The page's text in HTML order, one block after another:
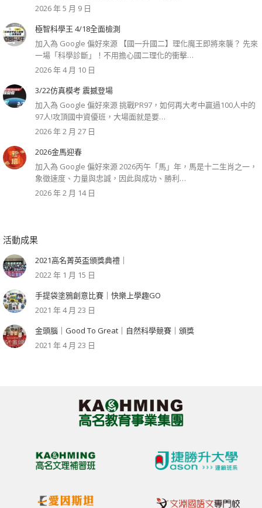
2026 年 5 月 9 日
極智科學王 4/18全面檢測
加入為 Google 偏好來源 【國一升國二】理化魔王即將來襲？ 先來
一場「科學診斷」！不用擔心國二理化的衝擊…
2026 年 4 月 10 日
3/22仿真模考 震撼登場
加入為 Google 偏好來源 挑戰PR97，如何再大考中贏過100人中的
97人!攻頂國中資優班，大場面就是要…
2026 年 2 月 27 日
2026金馬迎春
加入為 Google 偏好來源 2026丙午「馬」年，馬是十二生肖之一，
象徵速度、力量與忠誠，因此與成功、勝利…
2026 年 2 月 14 日
活動成果
2021高名菁英盃頒獎典禮｜
2022 年 1 月 15 日
手提袋塗鴉創意比賽｜快樂上學趣GO
2021 年 4 月 23 日
金頭腦｜Good To Great｜自然科學競賽｜頒獎
2021 年 4 月 23 日